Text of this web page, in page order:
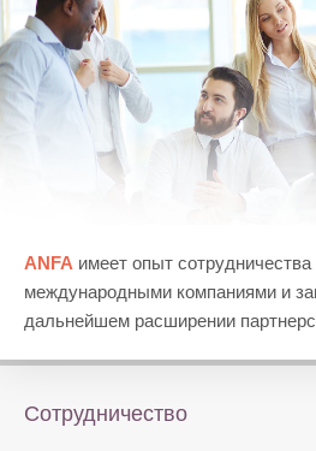
ANFA имеет опыт
международными компаниями и
дальнейшем расширении
Сотрудничество